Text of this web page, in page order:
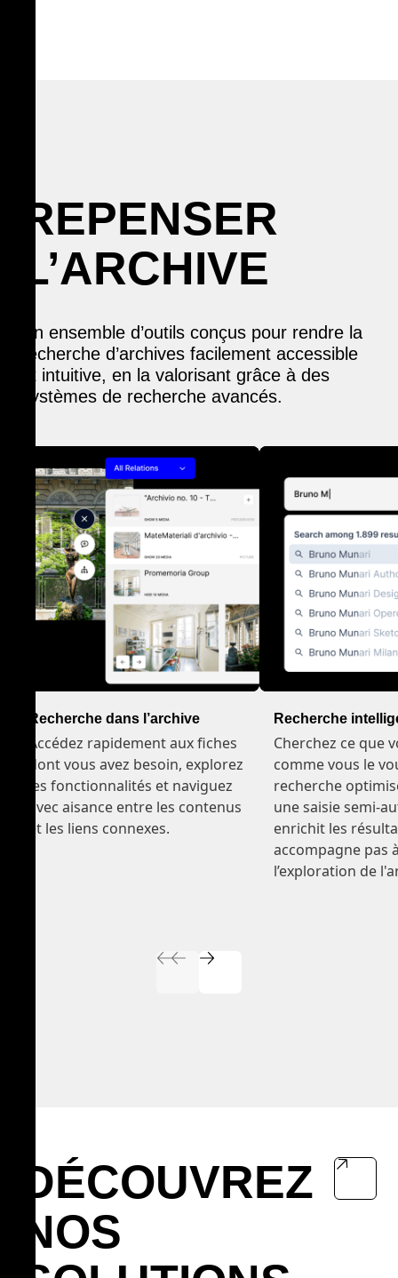
REPENSER
L’ARCHIVE
Un ensemble d’outils conçus pour rendre la
recherche d’archives facilement accessible
et intuitive, en la valorisant grâce à des
systèmes de recherche avancés.
Recherche dans l’archive
Accédez rapidement aux fiches
dont vous avez besoin, explorez
les fonctionnalités et naviguez
avec aisance entre les contenus
et les liens connexes.
Recherche
Cherchez ce que
comme vous le
recherche
une saisie semi-
enrichit les
accompagne pas
l’exploration de
PrevPrev Next
Next
DÉCOUVREZ
NOS